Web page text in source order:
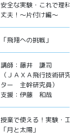
安全な実験・これで理科
丈夫！～片付け編～
「飛翔への挑戦」
講師：藤井 謙司
（ＪＡＸＡ飛行技術研究
ター 主幹研究員）
支援：伊藤 和哉
授業で使える！実験・
「月と太陽」